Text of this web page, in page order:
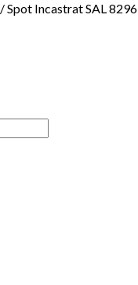
/ Spot Incastrat SAL 8296